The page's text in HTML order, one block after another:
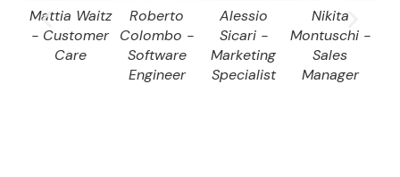
Mattia Waitz
- Customer
Care
Roberto
Colombo -
Software
Engineer
Alessio
Sicari -
Marketing
Specialist
Nikita
Montuschi -
Sales
Manager